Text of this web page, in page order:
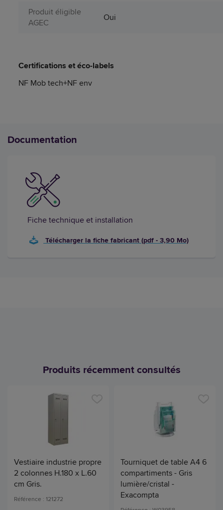
Produit éligible
AGEC
Oui
Certifications et éco-labels
NF Mob tech+NF env
Documentation
Fiche technique et installation
Télécharger la fiche fabricant (pdf - 3,90 Mo)
Produits récemment consultés
Vestiaire industrie propre
2 colonnes H.180 x L.60
cm Gris.
Référence : 121272
Tourniquet de table A4 6
compartiments - Gris
lumière/cristal -
Exacompta